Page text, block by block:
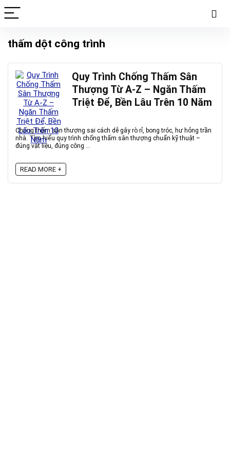
thấm dột công trình
Quy Trình Chống Thấm Sân
Thượng Từ A-Z – Ngăn Thấm
Triệt Để, Bền Lâu Trên 10 Năm
Chống thấm sân thượng sai cách dễ gây rò rỉ, bong tróc, hư hỏng trần
nhà. Tìm hiểu quy trình chống thấm sân thượng chuẩn kỹ thuật –
đúng vật liệu, đúng công ...
READ MORE +